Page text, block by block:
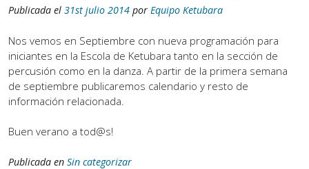
Publicada el 31st julio 2014 por Equipo Ketubara
Nos vemos en Septiembre con nueva programación para
iniciantes en la Escola de Ketubara tanto en la sección de
percusión como en la danza. A partir de la primera semana
de septiembre publicaremos calendario y resto de
información relacionada.
Buen verano a tod@s!
Publicada en Sin categorizar